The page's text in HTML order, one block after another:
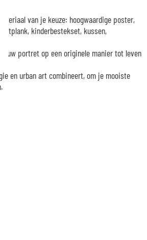
van je keuze: hoogwaardige poster,
kinderbestekset, kussen,
jouw portret op een originele manier tot leven
en urban art combineert, om je mooiste